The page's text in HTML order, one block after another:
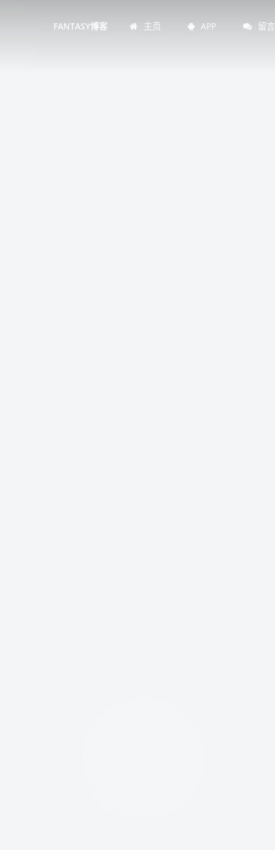
FANTASY博客 主页 APP 留言